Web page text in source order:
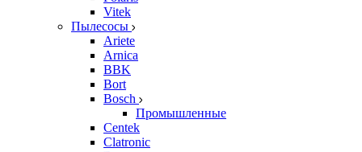
Vitek
Пылесосы
Ariete
Arnica
BBK
Bort
Bosch
Промышленные
Centek
Clatronic